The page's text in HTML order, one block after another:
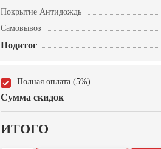
Покрытие Антидождь
Самовывоз
Подитог
Полная оплата (5%)
Сумма скидок
ИТОГО